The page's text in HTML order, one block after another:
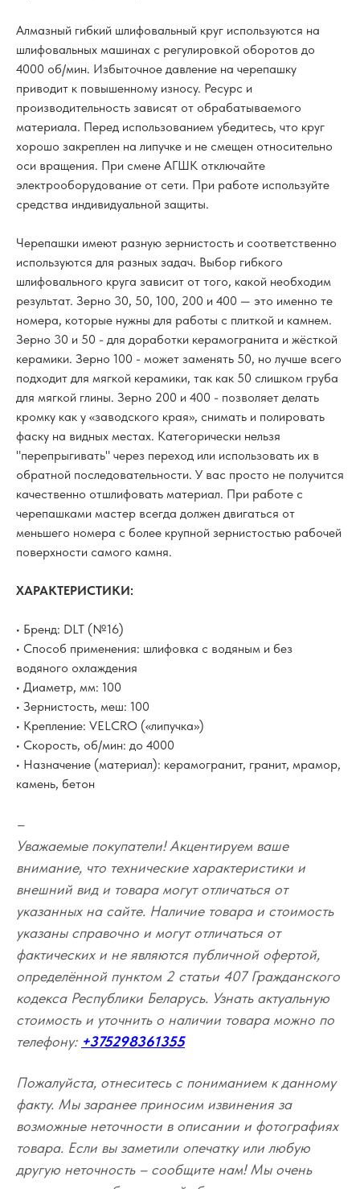
Алмазный гибкий шлифовальный круг используются на
шлифовальных машинах с регулировкой оборотов до
4000 об/мин. Избыточное давление на черепашку
приводит к повышенному износу. Ресурс и
производительность зависят от обрабатываемого
материала. Перед использованием убедитесь, что круг
хорошо закреплен на липучке и не смещен относительно
оси вращения. При смене АГШК отключайте
электрооборудование от сети. При работе используйте
средства индивидуальной защиты.
Черепашки имеют разную зернистость и соответственно
используются для разных задач. Выбор гибкого
шлифовального круга зависит от того, какой необходим
результат. Зерно 30, 50, 100, 200 и 400 — это именно те
номера, которые нужны для работы с плиткой и камнем.
Зерно 30 и 50 - для доработки керамогранита и жёсткой
керамики. Зерно 100 - может заменять 50, но лучше всего
подходит для мягкой керамики, так как 50 слишком груба
для мягкой глины. Зерно 200 и 400 - позволяет делать
кромку как у «заводского края», снимать и полировать
фаску на видных местах. Категорически нельзя
"перепрыгивать" через переход или использовать их в
обратной последовательности. У вас просто не получится
качественно отшлифовать материал. При работе с
черепашками мастер всегда должен двигаться от
меньшего номера с более крупной зернистостью рабочей
поверхности самого камня.
ХАРАКТЕРИСТИКИ:
• Бренд: DLT (№16)
• Способ применения: шлифовка с водяным и без
водяного охлаждения
• Диаметр, мм: 100
• Зернистость, меш: 100
• Крепление: VELCRO («липучка»)
• Скорость, об/мин: до 4000
• Назначение (материал): керамогранит, гранит, мрамор,
камень, бетон
–
Уважаемые покупатели! Акцентируем ваше
внимание, что технические характеристики и
внешний вид и товара могут отличаться от
указанных на сайте. Наличие товара и стоимость
указаны справочно и могут отличаться от
фактических и не являются публичной офертой,
определённой пунктом 2 статьи 407 Гражданского
кодекса Республики Беларусь. Узнать актуальную
стоимость и уточнить о наличии товара можно по
телефону: +375298361355
Пожалуйста, отнеситесь с пониманием к данному
факту. Мы заранее приносим извинения за
возможные неточности в описании и фотографиях
товара. Если вы заметили опечатку или любую
другую неточность – сообщите нам! Мы очень